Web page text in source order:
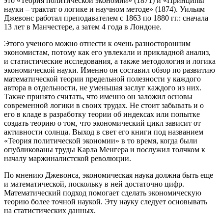
науки – трактат о логике и научном методе» (1874). Уильям
Джевонс работал преподавателем с 1863 по 1880 гг.: сначала
13 лет в Манчестере, а затем 4 года в Лондоне.
Этого ученого можно отнести к очень разносторонним
экономистам, потому как его увлекали и прикладной анализ,
и статистические исследования, а также методология и логика
экономической науки. Именно он составил обзор по развитию
математической теории предельной полезности у каждого
автора в отдельности, не уменьшая заслуг каждого из них.
Также принято считать, что именно он заложил основы
современной логики в своих трудах. Не стоит забывать и о
его в кладе в разработку теории об индексах или попытке
создать теорию о том, что экономический цикл зависит от
активности солнца. Выход в свет его книги под названием
«Теория политической экономии» в то время, когда были
опубликованы труды Карла Менгера и послужил толчком к
началу маржиналистской революции.
По мнению Джевонса, экономическая наука должна быть еще
и математической, поскольку в ней достаточно цифр.
Математический подход помогает сделать экономическую
теорию более точной наукой. Эту науку следует основывать
на статистических данных.